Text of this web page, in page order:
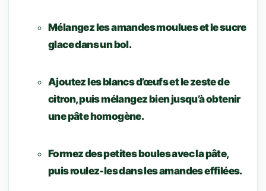
Mélangez les amandes moulues et le sucre
glace dans un bol.
Ajoutez les blancs d’œufs et le zeste de
citron, puis mélangez bien jusqu’à obtenir
une pâte homogène.
Formez des petites boules avec la pâte,
puis roulez-les dans les amandes effilées.